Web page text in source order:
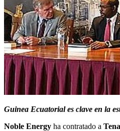
Guinea Ecuatorial es clave en la
Noble Energy ha contratado a